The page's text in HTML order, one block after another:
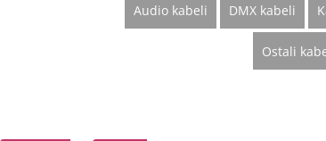
Audio kabeli DMX kabeli
Ostali